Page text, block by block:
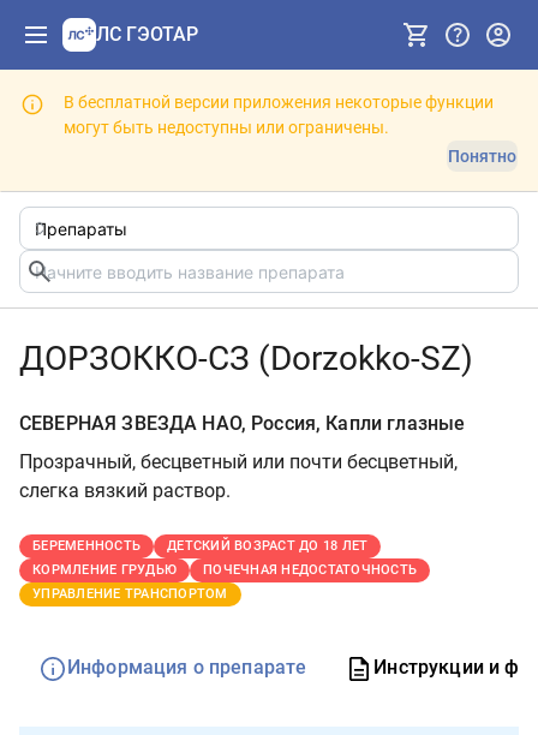
ЛС ГЭОТАР
В бесплатной версии приложения некоторые функции
могут быть недоступны или ограничены.
Понятно
ДОРЗОККО-СЗ (Dorzokko-SZ)
СЕВЕРНАЯ ЗВЕЗДА НАО, Россия, Капли глазные
Прозрачный, бесцветный или почти бесцветный,
слегка вязкий раствор.
БЕРЕМЕННОСТЬ
ДЕТСКИЙ ВОЗРАСТ ДО 18 ЛЕТ
КОРМЛЕНИЕ ГРУДЬЮ
ПОЧЕЧНАЯ НЕДОСТАТОЧНОСТЬ
УПРАВЛЕНИЕ ТРАНСПОРТОМ
Информация о препарате Инструкции и